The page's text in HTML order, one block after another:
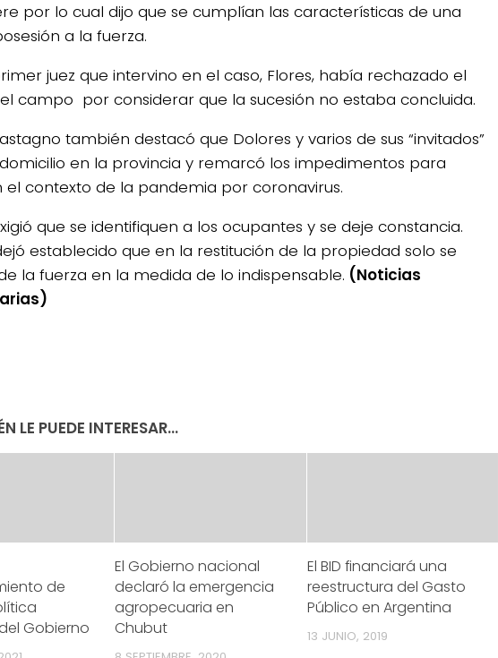
por lo cual dijo que se cumplían las características de una
a la fuerza.
juez que intervino en el caso, Flores, había rechazado el
campo por considerar que la sucesión no estaba concluida.
también destacó que Dolores y varios de sus “invitados”
en la provincia y remarcó los impedimentos para
el contexto de la pandemia por coronavirus.
que se identifiquen a los ocupantes y se deje constancia.
establecido que en la restitución de la propiedad solo se
la fuerza en la medida de lo indispensable. (Noticias
LE PUEDE INTERESAR...
de
Gobierno
El Gobierno nacional
declaró la emergencia
agropecuaria en
Chubut
El BID financiará una
reestructura del Gasto
Público en Argentina
13 JUNIO, 2019